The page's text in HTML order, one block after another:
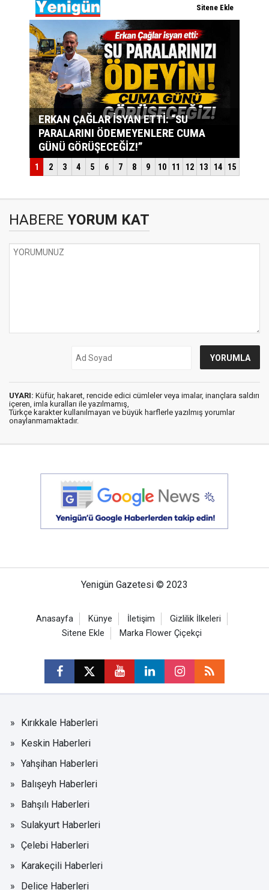
HABERE YORUM KAT
UYARI: Küfür, hakaret, rencide edici cümleler veya imalar, inançlara saldırı
içeren, imla kuralları ile yazılmamış,
Türkçe karakter kullanılmayan ve büyük harflerle yazılmış yorumlar
onaylanmamaktadır.
Yenigün Gazetesi © 2023
Anasayfa Künye İletişim
Gizlilik İlkeleri
Sitene Ekle
Marka Flower Çiçekçi
Kırıkkale Haberleri
Keskin Haberleri
Yahşihan Haberleri
Balışeyh Haberleri
Bahşılı Haberleri
Sulakyurt Haberleri
Çelebi Haberleri
Karakeçili Haberleri
Delice Haberleri